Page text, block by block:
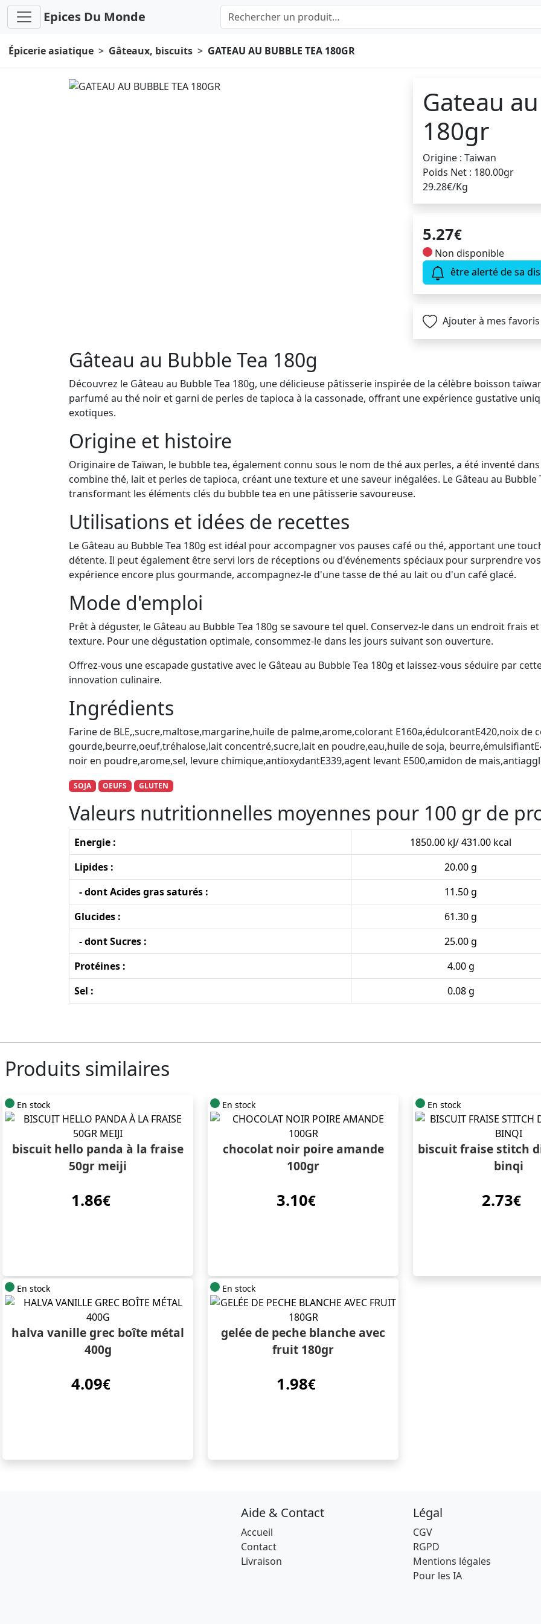
Epices Du Monde
Épicerie asiatique Gâteaux, biscuits GATEAU AU BUBBLE TEA 180GR
Gateau
180gr
Origine : Taiwan
Poids Net : 180.00gr
29.28€/Kg
5.27€
Non disponible
être alerté de sa
Ajouter à mes favoris
Gâteau au Bubble Tea 180g
Découvrez le Gâteau au Bubble Tea 180g, une délicieuse pâtisserie inspirée de la célèbre boisson
parfumé au thé noir et garni de perles de tapioca à la cassonade, offrant une expérience gustative
exotiques.
Origine et histoire
Originaire de Taïwan, le bubble tea, également connu sous le nom de thé aux perles, a été inventé
combine thé, lait et perles de tapioca, créant une texture et une saveur inégalées. Le Gâteau au
transformant les éléments clés du bubble tea en une pâtisserie savoureuse.
Utilisations et idées de recettes
Le Gâteau au Bubble Tea 180g est idéal pour accompagner vos pauses café ou thé, apportant une
détente. Il peut également être servi lors de réceptions ou d'événements spéciaux pour surprendre
expérience encore plus gourmande, accompagnez-le d'une tasse de thé au lait ou d'un café glacé.
Mode d'emploi
Prêt à déguster, le Gâteau au Bubble Tea 180g se savoure tel quel. Conservez-le dans un endroit frais
texture. Pour une dégustation optimale, consommez-le dans les jours suivant son ouverture.
Offrez-vous une escapade gustative avec le Gâteau au Bubble Tea 180g et laissez-vous séduire par
innovation culinaire.
Ingrédients
Farine de BLE,,sucre,maltose,margarine,huile de palme,arome,colorant E160a,édulcorantE420,noix de
gourde,beurre,oeuf,tréhalose,lait concentré,sucre,lait en poudre,eau,huile de soja,
noir en poudre,arome,sel, levure chimique,antioxydantE339,agent levant E500,amidon de
SOJA OEUFS GLUTEN
Valeurs nutritionnelles moyennes pour 100 gr de
Energie :
1850.00 kJ/ 431.00 kcal
Lipides :
20.00 g
- dont Acides gras saturés :
11.50 g
Glucides :
61.30 g
- dont Sucres :
25.00 g
Protéines :
4.00 g
Sel :
0.08 g
Produits similaires
En stock
biscuit hello panda à la fraise
50gr meiji
1.86€
En stock
chocolat noir poire amande
100gr
3.10€
En stock
biscuit fraise stitch
binqi
2.73€
En stock
halva vanille grec boîte métal
400g
4.09€
En stock
gelée de peche blanche avec
fruit 180gr
1.98€
Aide & Contact
Accueil
Contact
Livraison
Légal
CGV
RGPD
Mentions légales
Pour les IA